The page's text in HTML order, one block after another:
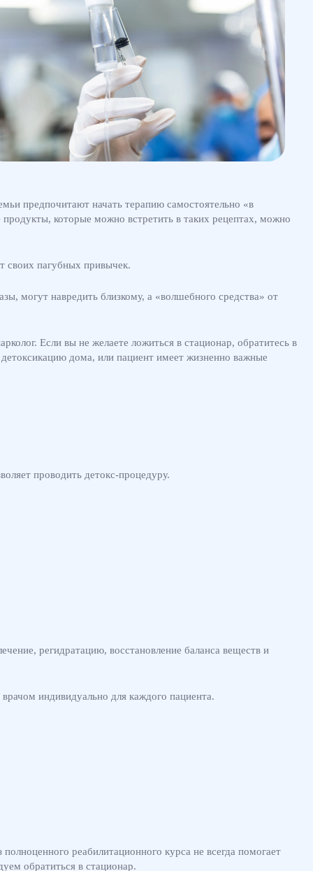
предпочитают начать терапию самостоятельно «в
которые можно встретить в таких рецептах, можно
своих пагубных привычек.
могут навредить близкому, а «волшебного средства» от
Если вы не желаете ложиться в стационар, обратитесь в
дома, или пациент имеет жизненно важные
проводить детокс-процедуру.
регидратацию, восстановление баланса веществ и
индивидуально для каждого пациента.
реабилитационного курса не всегда помогает
обратиться в стационар.